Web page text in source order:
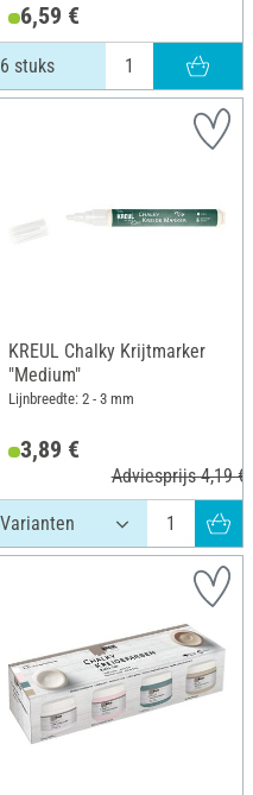
6,59 €
6 stuks
KREUL Chalky Krijtmarker
"Medium"
Lijnbreedte: 2 - 3 mm
3,89 €
Adviesprijs 4,19 €